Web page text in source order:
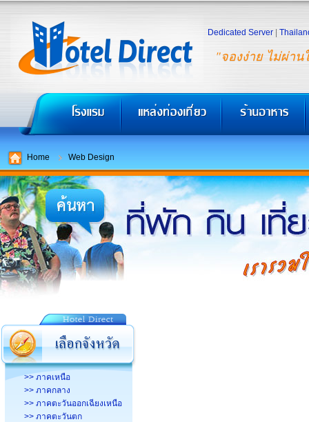
"จองง่าย ไม่ผ่าน
Dedicated Server
Home Web Design
>> ภาคเหนือ
>> ภาคกลาง
>> ภาคตะวันออกเฉียงเหนือ
>> ภาคตะวันตก